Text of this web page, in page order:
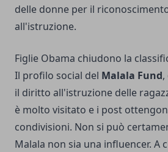
delle donne per il
all'istruzione.
Figlie Obama chiudono la
Il profilo social del Malala Fund
il diritto all'istruzione delle
è molto visitato e i post
condivisioni. Non si può
Malala non sia una influencer. A